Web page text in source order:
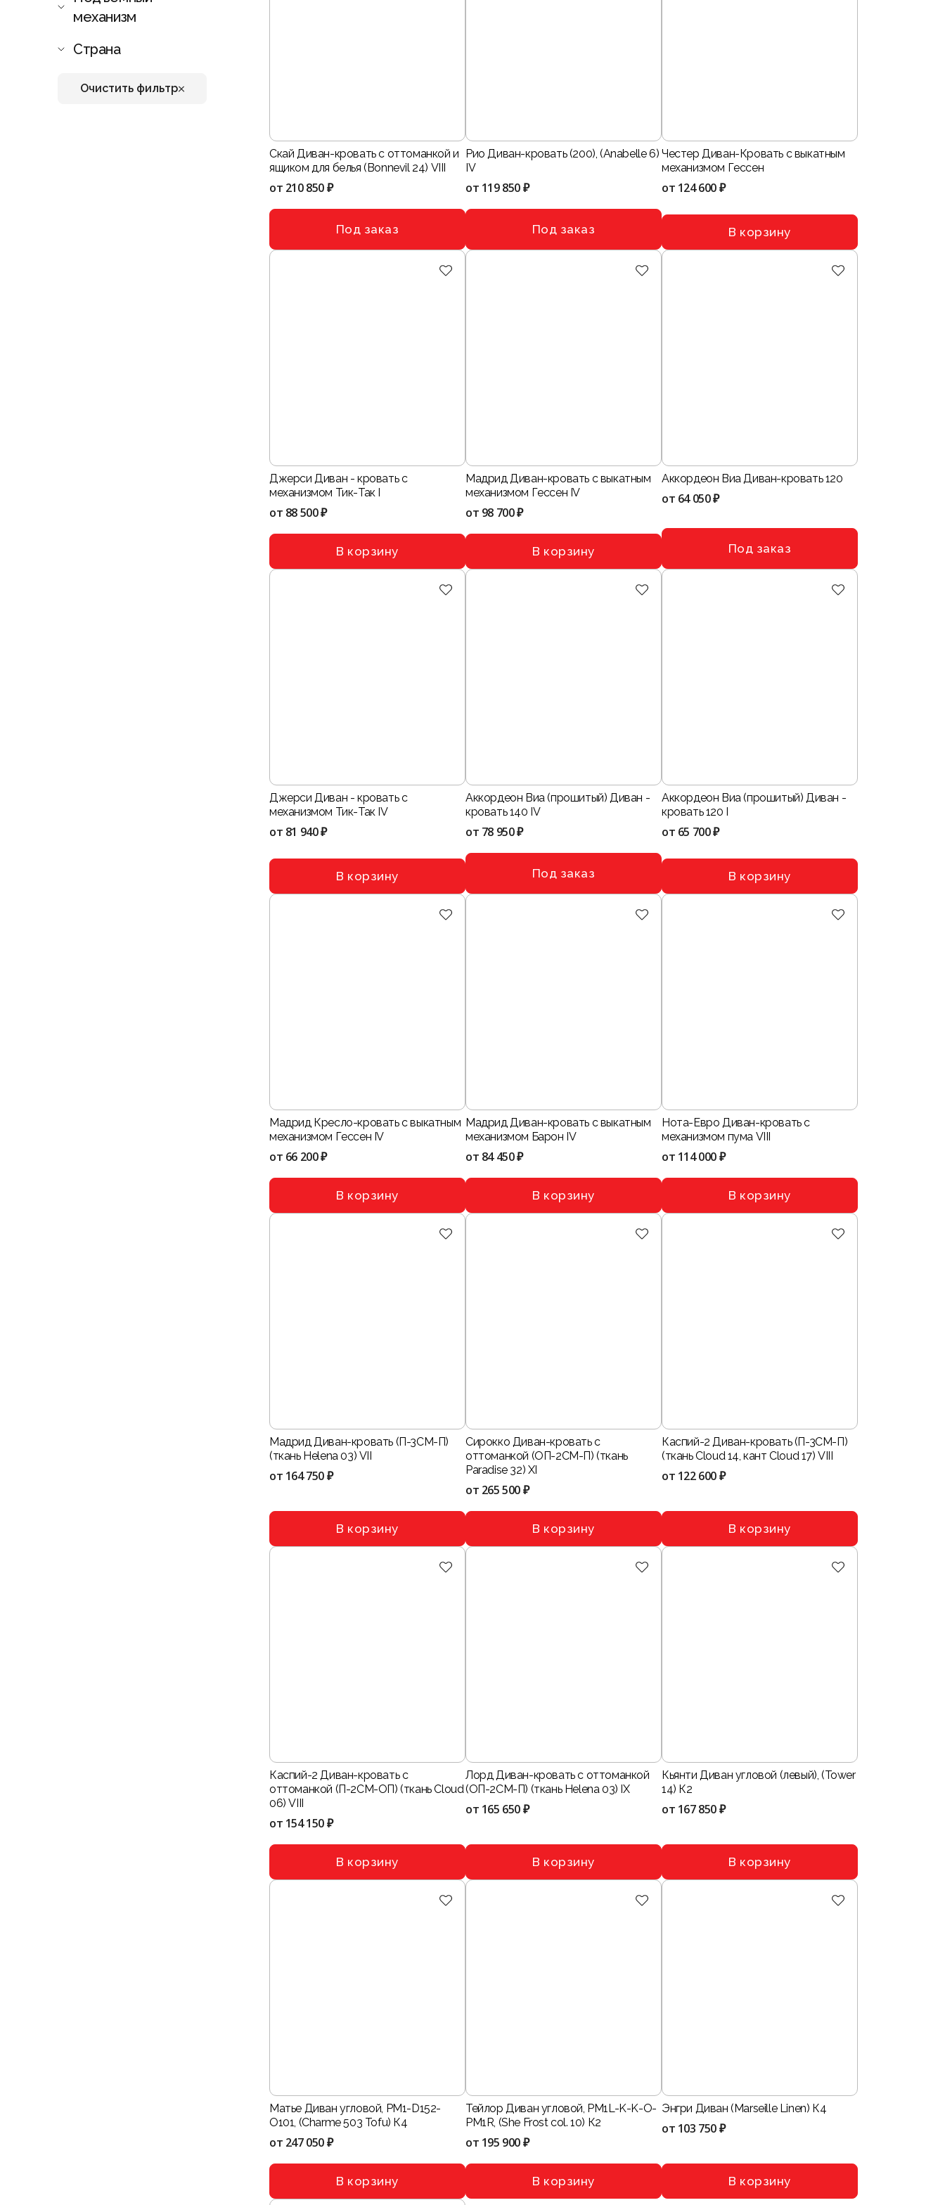
механизм
Страна
Очистить фильтр
Скай Диван-кровать с оттоманкой и
ящиком для белья (Bonnevil 24) VIII
от 210 850 ₽
Под заказ
Рио Диван-кровать (200), (Anabelle 6)
IV
от 119 850 ₽
Под заказ
Честер Диван-Кровать с выкатным
механизмом Гессен
от 124 600 ₽
В корзину
Джерси Диван - кровать с
механизмом Тик-Так I
от 88 500 ₽
В корзину
Мадрид Диван-кровать с выкатным
механизмом Гессен IV
от 98 700 ₽
В корзину
Аккордеон Виа Диван-кровать 120
от 64 050 ₽
Под заказ
Джерси Диван - кровать с
механизмом Тик-Так IV
от 81 940 ₽
В корзину
Аккордеон Виа (прошитый) Диван -
кровать 140 IV
от 78 950 ₽
Под заказ
Аккордеон Виа (прошитый) Диван -
кровать 120 I
от 65 700 ₽
В корзину
Мадрид Кресло-кровать с выкатным
механизмом Гессен IV
от 66 200 ₽
В корзину
Мадрид Диван-кровать с выкатным
механизмом Барон IV
от 84 450 ₽
В корзину
Нота-Евро Диван-кровать с
механизмом пума VIII
от 114 000 ₽
В корзину
Мадрид Диван-кровать (П-3СМ-П)
(ткань Helena 03) VII
от 164 750 ₽
В корзину
Сирокко Диван-кровать с
оттоманкой (ОП-2СМ-П) (ткань
Paradise 32) XI
от 265 500 ₽
В корзину
Каспий-2 Диван-кровать (П-3СМ-П)
(ткань Cloud 14, кант Cloud 17) VIII
от 122 600 ₽
В корзину
Каспий-2 Диван-кровать с
оттоманкой (П-2СМ-ОП) (ткань Cloud
06) VIII
от 154 150 ₽
В корзину
Лорд Диван-кровать с оттоманкой
(ОП-2СМ-П) (ткань Helena 03) IX
от 165 650 ₽
В корзину
Кьянти Диван угловой (левый), (Tower
14) К2
от 167 850 ₽
В корзину
Матье Диван угловой, PM1-D152-
O101, (Charme 503 Tofu) К4
от 247 050 ₽
В корзину
Тейлор Диван угловой, PM1L-K-K-O-
PM1R, (She Frost col. 10) К2
от 195 900 ₽
В корзину
Энгри Диван (Marseille Linen) К4
от 103 750 ₽
В корзину